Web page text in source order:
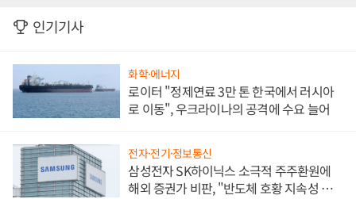
인기기사
화학·에너지
로이터 "정제연료 3만 톤 한국에서 러시아
로 이동", 우크라이나의 공격에 수요 늘어
전자·전기·정보통신
삼성전자 SK하이닉스 소극적 주주환원에
해외 증권가 비판, "반도체 호황 지속성 의